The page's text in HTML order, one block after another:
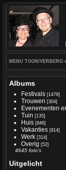
MENU TOON/VERBERG
Albums
Festivals [1479]
Trouwen [304]
Evenementen
Tuin [135]
Huis [846]
Vakanties [814]
Werk [314]
Overig [52]
4645 foto's
Uitgelicht